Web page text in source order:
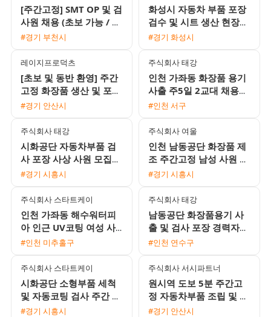
[주간고정] SMT OP 및 검
사원 채용 (초보 가능 / 동
반 지원 환영 / 식사 지원)
#경기 부천시
화성시 자동차 부품 포장
검수 및 시트 생산 현장
사원 채용
#경기 화성시
레이지프로덕츠
[초보 및 동반 환영] 주간
고정 화장품 생산 및 포장
모집 (월 320~330만원
#경기 안산시
주식회사 태강
인천 가좌동 화장품 용기
사출 주5일 2교대 채용
(에어컨 완비 / 정직원 전
#인천 서구
주식회사 태강
시화공단 자동차부품 검
사 포장 사상 사원 모집
주간 단기 가능 통근버스
#경기 시흥시
주식회사 여울
인천 남동공단 화장품 제
조 주간고정 남성 사원 모
집 시급 15000원 일당 익
#경기 시흥시
주식회사 스타트케이
인천 가좌동 해수워터피
아 인근 UV코팅 여성 사
원 모집 주급 및 가불 가
#인천 미추홀구
주식회사 태강
남동공단 화장품용기 사
출 및 검사 포장 경력자
채용 알찬 수당과 유급휴
#인천 연수구
주식회사 스타트케이
시화공단 소형부품 세척
및 자동코팅 검사 주간 사
원 모집
#경기 시흥시
주식회사 서시파트너
원시역 도보 5분 주간고
정 자동차부품 조립 및 포
장 장기 근무자 모집
#경기 안산시